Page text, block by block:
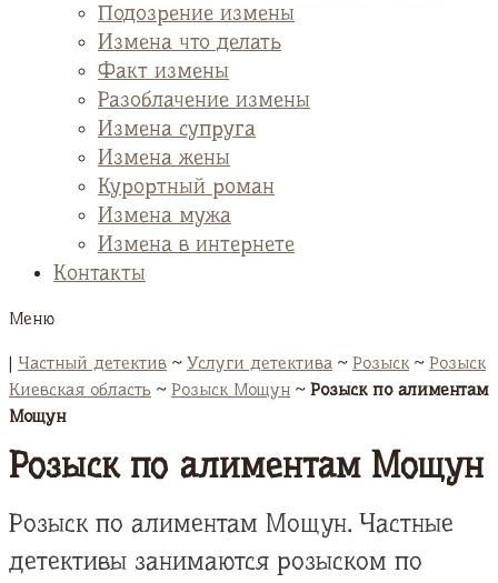
Подозрение измены
Измена что делать
Факт измены
Разоблачение измены
Измена супруга
Измена жены
Курортный роман
Измена мужа
Измена в интернете
Контакты
Меню
| Частный детектив ~ Услуги детектива ~ Розыск~ Розыск
Киевская область ~ Розыск Мощун ~ Розыск по алиментам
Мощун
Розыск по алиментам Мощун
Розыск по алиментам Мощун. Частные
детективы занимаются розыском по